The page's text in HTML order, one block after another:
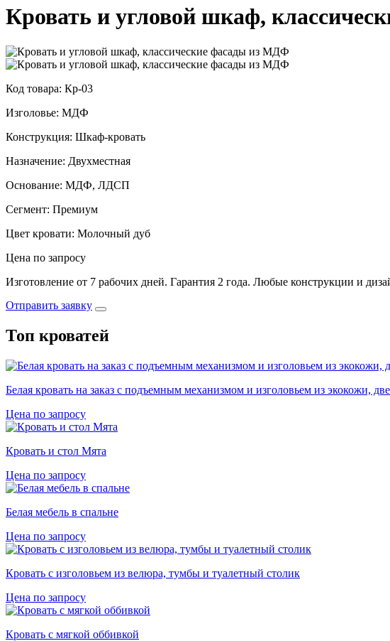
Кровать и угловой шкаф,
Код товара: Кр-03
Изголовье: МДФ
Конструкция: Шкаф-кровать
Назначение: Двухместная
Основание: МДФ, ЛДСП
Сегмент: Премиум
Цвет кровати: Молочный дуб
Цена по запросу
Изготовление от 7 рабочих дней. Гарантия 2 года. Любые конструкции и
Отправить заявку
Топ кроватей
Белая кровать на заказ с подъемным механизмом и изголовьем из экокожи,
Цена по запросу
Кровать и стол Мята
Цена по запросу
Белая мебель в спальне
Цена по запросу
Кровать с изголовьем из велюра, тумбы и туалетный столик
Цена по запросу
Кровать с мягкой оббивкой